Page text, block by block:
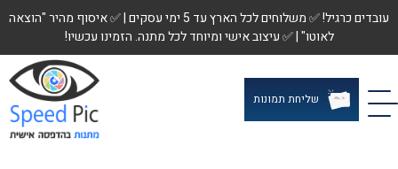
עובדים כרגיל! ✅ משלוחים לכל הארץ עד 5 ימי עסקים | ✅ איסוף מהיר "הוצאה
לאוטו" | ✅ עיצוב אישי ומיוחד לכל מתנה. הזמינו עכשיו!
שליחת תמונות